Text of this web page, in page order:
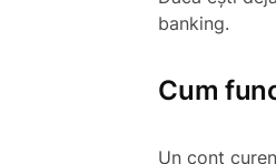
banking.
Cum
Un cont